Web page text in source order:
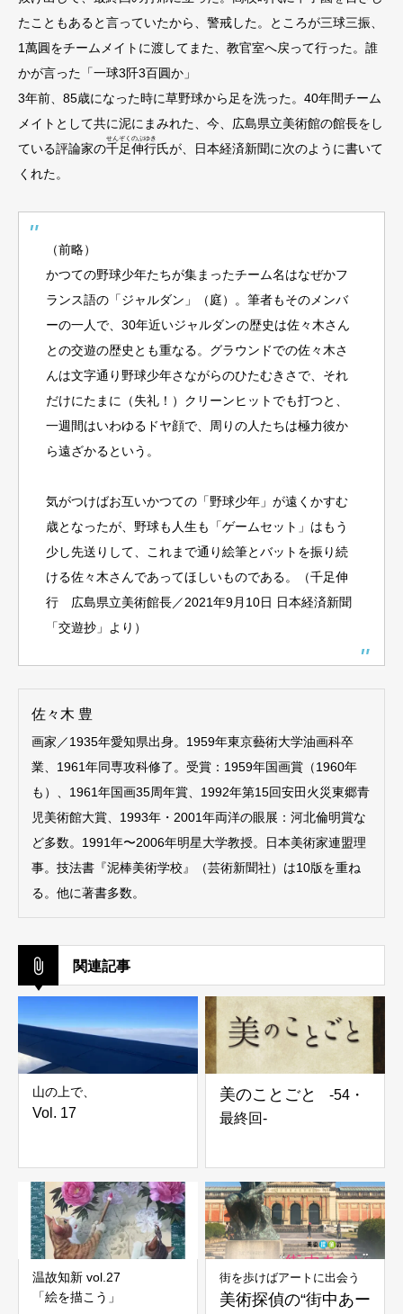
たこともあると言っていたから、警戒した。ところが三球三振、
1萬圓をチームメイトに渡してまた、教官室へ戻って行った。誰
かが言った「一球3阡3百圓か」
3年前、85歳になった時に草野球から足を洗った。40年間チーム
メイトとして共に泥にまみれた、今、広島県立美術館の館長をし
ている評論家の千足
せんぞく
伸行
のぶゆき
氏が、日本経済新聞に次のように書いて
くれた。
（前略）
かつての野球少年たちが集まったチーム名はなぜかフ
ランス語の「ジャルダン」（庭）。筆者もそのメンバ
ーの一人で、30年近いジャルダンの歴史は佐々木さん
との交遊の歴史とも重なる。グラウンドでの佐々木さ
んは文字通り野球少年さながらのひたむきさで、それ
だけにたまに（失礼！）クリーンヒットでも打つと、
一週間はいわゆるドヤ顔で、周りの人たちは極力彼か
ら遠ざかるという。
気がつけばお互いかつての「野球少年」が遠くかすむ
歳となったが、野球も人生も「ゲームセット」はもう
少し先送りして、これまで通り絵筆とバットを振り続
ける佐々木さんであってほしいものである。（千足伸
行 広島県立美術館長／2021年9月10日 日本経済新聞
「交遊抄」より）
佐々木 豊
画家／1935年愛知県出身。1959年東京藝術大学油画科卒
業、1961年同専攻科修了。受賞：1959年国画賞（1960年
も）、1961年国画35周年賞、1992年第15回安田火災東郷青
児美術館大賞、1993年・2001年両洋の眼展：河北倫明賞な
ど多数。1991年〜2006年明星大学教授。日本美術家連盟理
事。技法書『泥棒美術学校』（芸術新聞社）は10版を重ね
る。他に著書多数。
関連記事
山の上で、
Vol. 17
美のことごと
-54・
最終回-
温故知新 vol.27
「絵を描こう」
街を歩けばアートに出会う
美術探偵の“街中あー